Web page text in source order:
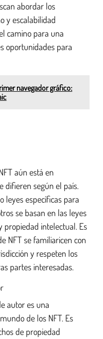
abordar los
y escalabilidad
camino para una
oportunidades para
navegador gráfico:
aún está en
difieren según el país.
leyes específicas para
se basan en las leyes
propiedad intelectual. Es
NFT se familiaricen con
y respeten los
partes interesadas.
autor es una
de los NFT. Es
de propiedad